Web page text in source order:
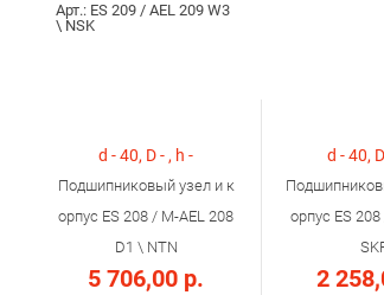
Арт.: ES 209 / AEL 209 W3
\ NSK
d - 40, D - , h -
Подшипниковый узел и к
орпус ES 208 / M-AEL 208
D1 \ NTN
5 706,00 р.
d - 40,
орпус ES
2